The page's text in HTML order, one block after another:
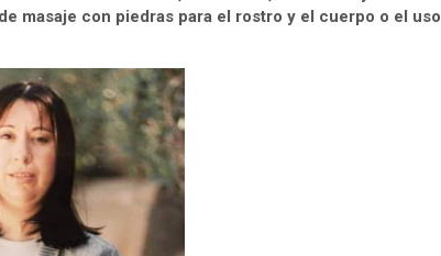
masaje con piedras para el rostro y el cuerpo o el uso